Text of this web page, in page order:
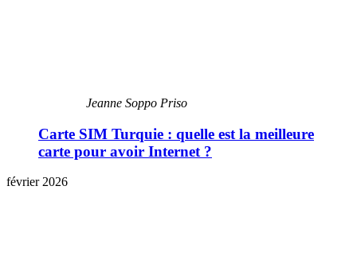
Jeanne Soppo Priso
Carte SIM Turquie : quelle est la meilleure
carte pour avoir Internet ?
février 2026